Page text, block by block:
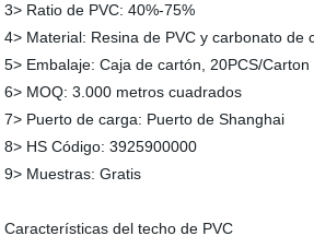
3> Ratio de PVC: 40%-75%
4> Material: Resina de PVC y carbonato de
5> Embalaje: Caja de cartón, 20PCS/Carton
6> MOQ: 3.000 metros cuadrados
7> Puerto de carga: Puerto de Shanghai
8> HS Código: 3925900000
9> Muestras: Gratis
Características del techo de PVC